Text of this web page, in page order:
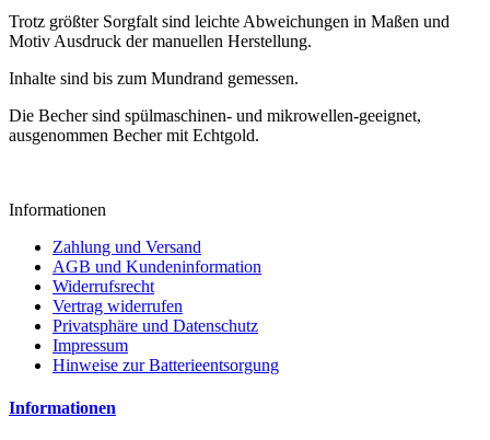
Trotz größter Sorgfalt sind leichte Abweichungen in Maßen und
Motiv Ausdruck der manuellen Herstellung.
Inhalte sind bis zum Mundrand gemessen.
Die Becher sind spülmaschinen- und mikrowellen-geeignet,
ausgenommen Becher mit Echtgold.
Informationen
Zahlung und Versand
AGB und Kundeninformation
Widerrufsrecht
Vertrag widerrufen
Privatsphäre und Datenschutz
Impressum
Hinweise zur Batterieentsorgung
Informationen